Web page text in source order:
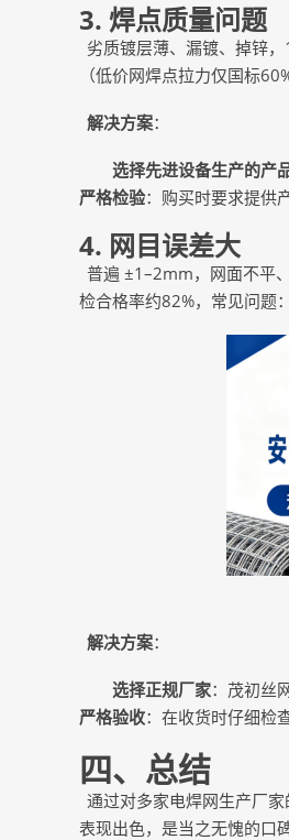
3. 焊点质量问题
劣质镀层薄、漏镀、掉锌，
（低价网焊点拉力仅国标
解决方案：
选择先进设备生产的产
严格检验：购买时要求提供
4. 网目误差大
普遍 ±1–2mm，网面不平
检合格率约82%，常见问题
解决方案：
选择正规厂家：茂初丝
严格验收：在收货时仔细检
四、总结
通过对多家电焊网生产厂
表现出色，是当之无愧的口